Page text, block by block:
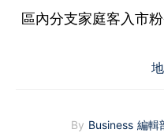
區內分支家庭客入市
By Business 編輯